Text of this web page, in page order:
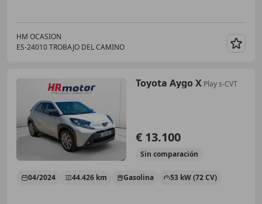
HM OCASION
ES-24010 TROBAJO DEL CAMINO
Toyota Aygo X Play s-CVT
€ 13.100
Sin comparación
04/2024 44.426 km Gasolina 53 kW (72 CV)